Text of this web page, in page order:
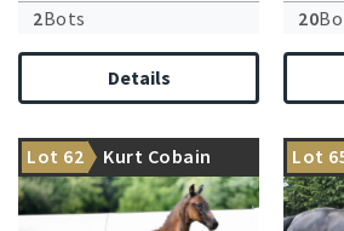
2Bots
Details
20
Lot 62 Kurt Cobain
Champion from the direct
dam line of Weihegold
Lot
Dam